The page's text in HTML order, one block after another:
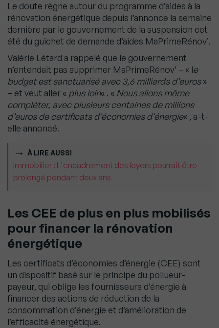
Le doute règne autour du programme d’aides à la
rénovation énergétique depuis l’annonce la semaine
dernière par le gouvernement de la suspension cet
été du guichet de demande d’aides MaPrimeRénov’.
Valérie Létard a rappelé que le gouvernement
n’entendait pas supprimer MaPrimeRénov’ – « le
budget est sanctuarisé avec 3,6 milliards d’euros»
– et veut aller « plus loin« . « Nous allons même
compléter, avec plusieurs centaines de millions
d’euros de certificats d’économies d’énergie« , a-t-
elle annoncé.
À LIRE AUSSI
Immobilier : L'encadrement des loyers pourrait être
prolongé pendant deux ans
Les CEE de plus en plus mobilisés
pour financer la rénovation
énergétique
Les certificats d’économies d’énergie (CEE) sont
un dispositif basé sur le principe du pollueur-
payeur, qui oblige les fournisseurs d’énergie à
financer des actions de réduction de la
consommation d’énergie et d’amélioration de
l’efficacité énergétique.